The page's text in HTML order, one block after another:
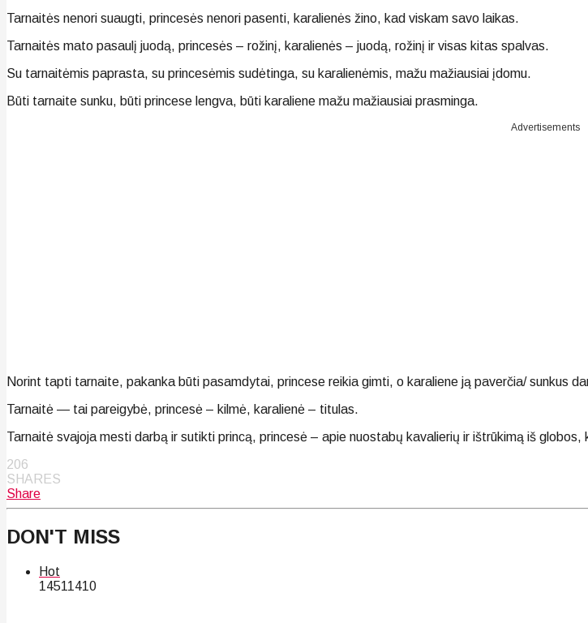
Tarnaitės nenori suaugti, princesės nenori pasenti, karalienės žino, kad viskam savo laikas.
Tarnaitės mato pasaulį juodą, princesės – rožinį, karalienės – juodą, rožinį ir visas kitas spalvas.
Su tarnaitėmis paprasta, su princesėmis sudėtinga, su karalienėmis, mažu mažiausiai įdomu.
Būti tarnaite sunku, būti princese lengva, būti karaliene mažu mažiausiai prasminga.
Advertisements
Norint tapti tarnaite, pakanka būti pasamdytai, princese reikia gimti, o karaliene ją paverčia/ sunkus
Tarnaitė — tai pareigybė, princesė – kilmė, karalienė – titulas.
Tarnaitė svajoja mesti darbą ir sutikti princą, princesė – apie nuostabų kavalierių ir ištrūkimą iš
206
SHARES
Share
DON'T MISS
Hot
14511410